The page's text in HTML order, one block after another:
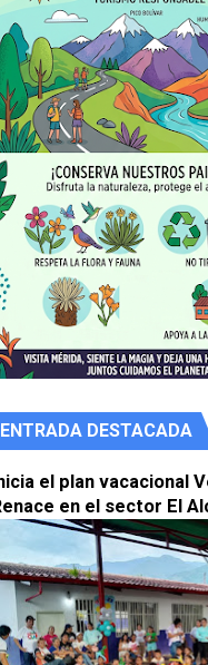
agua
ENTRADA DESTACADA
el plan vacacional
en el sector El